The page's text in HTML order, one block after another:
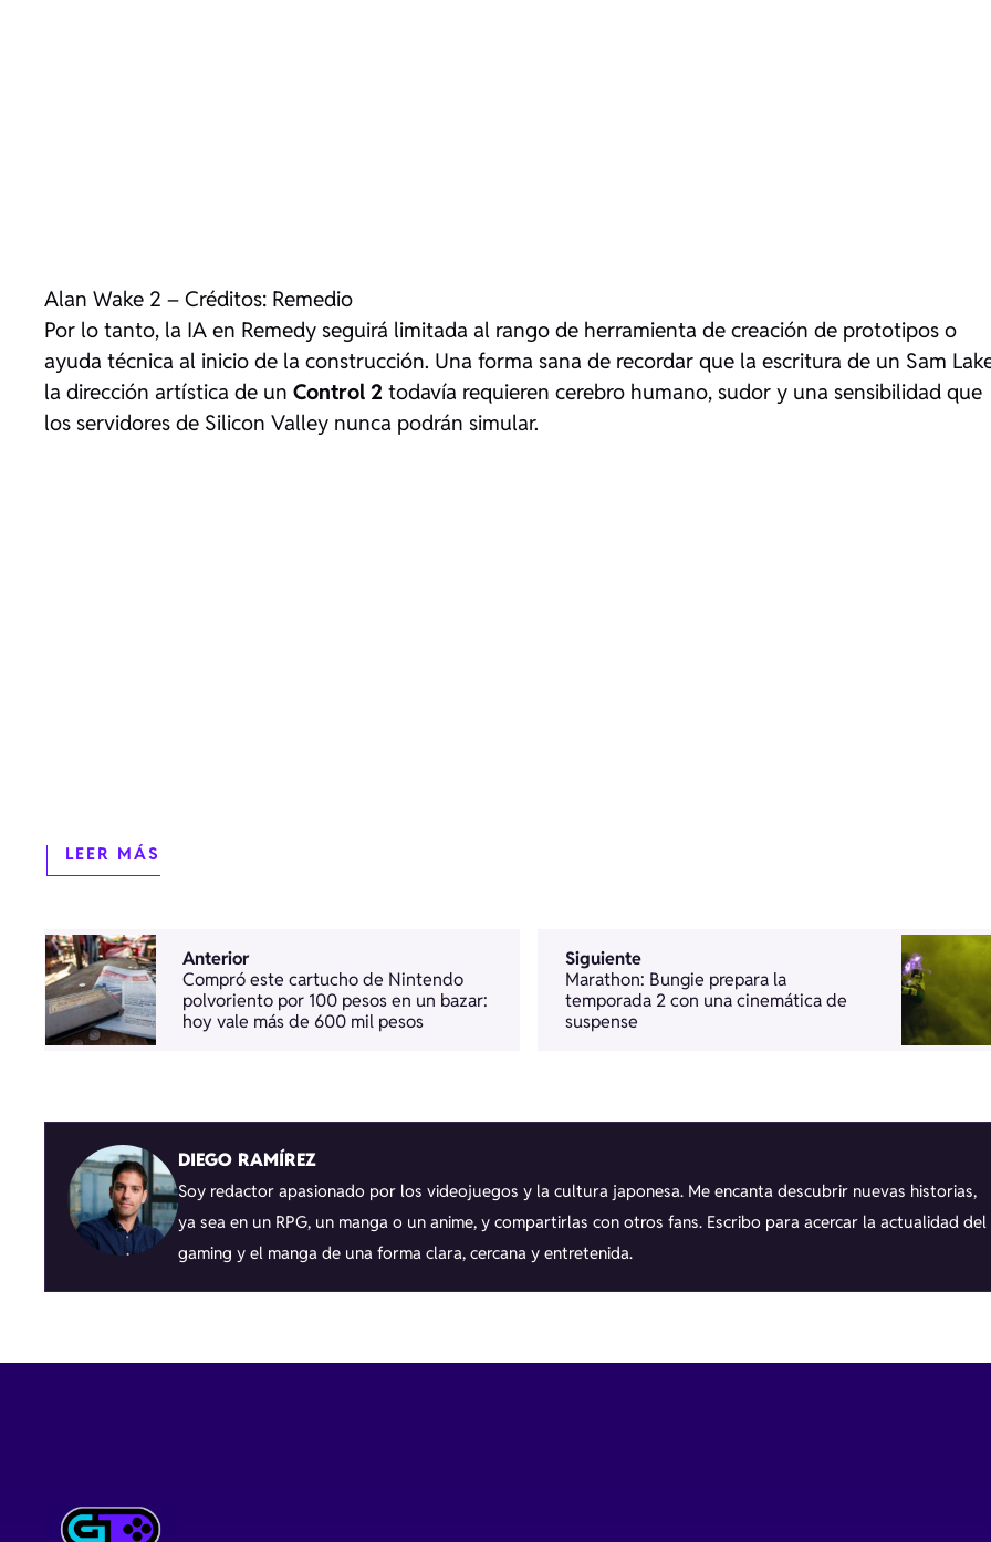
Alan Wake 2 – Créditos: Remedio
Por lo tanto, la IA en Remedy seguirá limitada al rango de herramienta de creación de prototipos o
ayuda técnica al inicio de la construcción. Una forma sana de recordar que la escritura de un Sam
la dirección artística de un Control 2 todavía requieren cerebro humano, sudor y una sensibilidad que
los servidores de Silicon Valley nunca podrán simular.
LEER MÁS
Anterior
Compró este cartucho de Nintendo
polvoriento por 100 pesos en un bazar:
hoy vale más de 600 mil pesos
Siguiente
Marathon: Bungie prepara la
temporada 2 con una cinemática de
suspense
DIEGO RAMÍREZ
Soy redactor apasionado por los videojuegos y la cultura japonesa. Me encanta descubrir nuevas historias,
ya sea en un RPG, un manga o un anime, y compartirlas con otros fans. Escribo para acercar la actualidad del
gaming y el manga de una forma clara, cercana y entretenida.